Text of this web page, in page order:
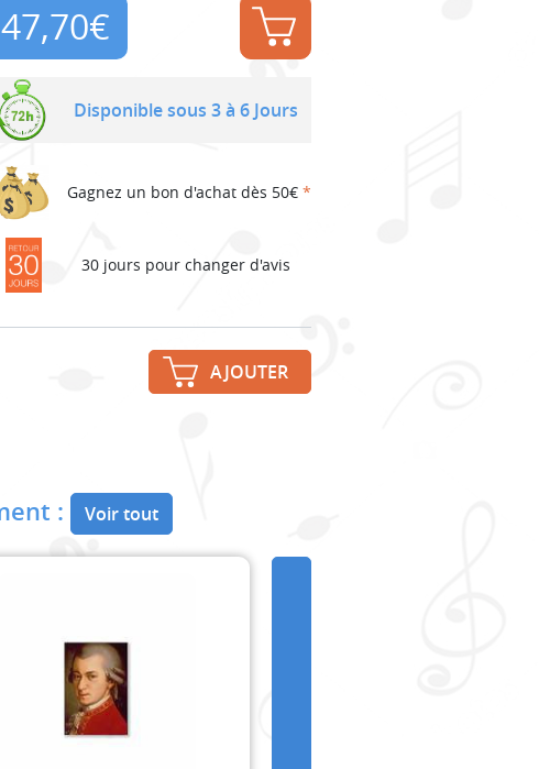
47,70€
Disponible sous 3 à 6 Jours
Gagnez un bon d'achat dès 50€ *
30 jours pour changer d'avis
AJOUTER
: Voir tout